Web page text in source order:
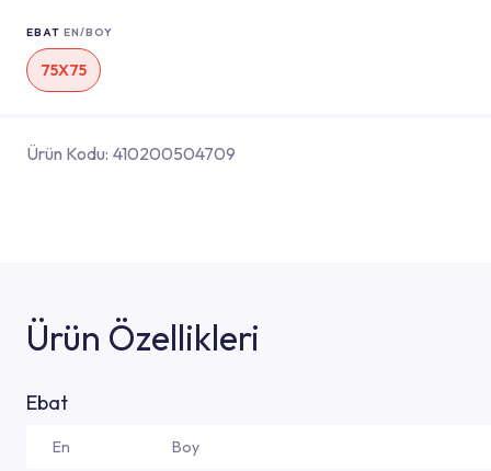
EBAT EN/BOY
75X75
Ürün Kodu: 410200504709
Ürün Özellikleri
Ebat
En Boy